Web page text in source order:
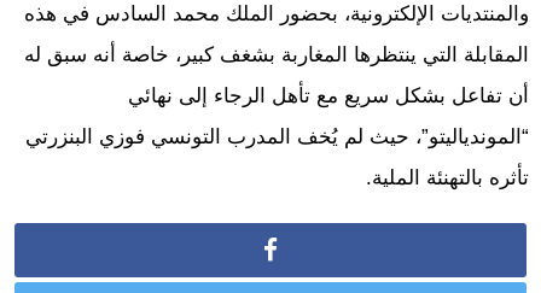
والمنتديات الإلكترونية، بحضور الملك محمد السادس في هذه
المقابلة التي ينتظرها المغاربة بشغف كبير، خاصة أنه سبق له
أن تفاعل بشكل سريع مع تأهل الرجاء إلى نهائي
“الموندياليتو”، حيث لم يُخف المدرب التونسي فوزي البنزرتي
تأثره بالتهنئة الملية.